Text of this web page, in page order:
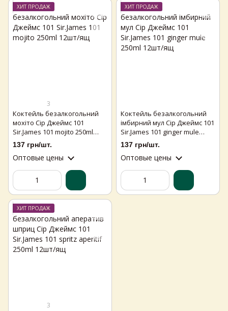
ХИТ ПРОДАЖ
3
Коктейль безалкогольний
мохіто Сір Джеймс 101
Sir.James 101 mojito 250ml
12шт/ящ
137 грн/шт.
Оптовые цены
ХИТ ПРОДАЖ
Коктейль безалкогольний
імбирний мул Сір Джеймс 101
Sir.James 101 ginger mule
250ml 12шт/ящ
137 грн/шт.
Оптовые цены
ХИТ ПРОДАЖ
3